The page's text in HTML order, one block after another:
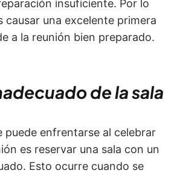
insuficiente. Por lo
causar una excelente primera
a la reunión bien preparado.
de la sala
puede enfrentarse al celebrar
es reservar una sala con un
Esto ocurre cuando se